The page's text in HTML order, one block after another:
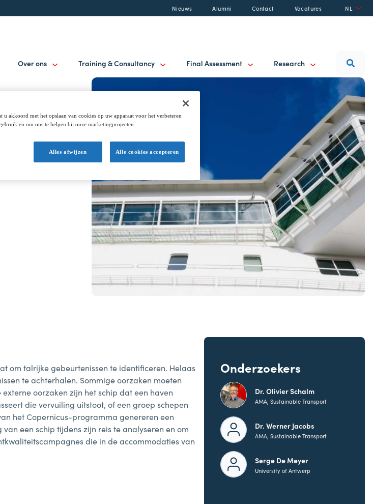
Nieuws Alumni Contact Vacatures NL
Over ons Training & Consultancy Final Assessment Research
om talrijke gebeurtenissen te identificeren. Helaas
te achterhalen. Sommige oorzaken moeten
oorzaken zijn het schip dat een haven
die vervuiling uitstoot, of een groep schepen
het Copernicus-programma genereren een
een schip tijdens zijn reis te analyseren en om
die in de accommodaties van
Onderzoekers
Dr. Olivier Schalm
AMA, Sustainable Transport
Dr. Werner Jacobs
AMA, Sustainable Transport
Serge De Meyer
University of Antwerp
akkoord met het opslaan van cookies op uw apparaat voor het verbeteren
en om ons te helpen bij onze marketingprojecten.
Alles afwijzen Alle cookies accepteren